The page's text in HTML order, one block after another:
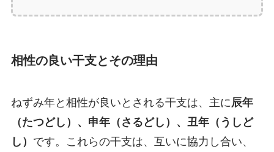
相性の良い干支とその理由
ねずみ年と相性が良いとされる干支は、主に辰年
（たつどし）、申年（さるどし）、丑年（うしど
し） です。これらの干支は、互いに協力し合い、